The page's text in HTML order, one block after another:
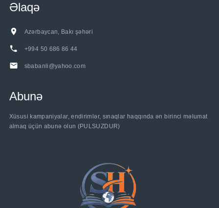
Əlaqə
Azərbaycan, Bakı şəhəri
+994 50 686 86 44
sbabanli@yahoo.com
Abunə
Xüsusi kampaniyalar, endirimlər, sınaqlar haqqında ən birinci məlumat
almaq üçün abunə olun (PULSUZDUR)